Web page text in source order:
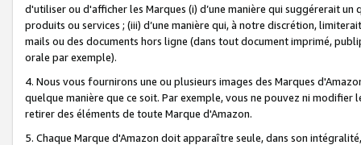
d'utiliser ou d'afficher les Marques (i) d’une manière qui suggérerait
produits ou services ; (iii) d’une manière qui, à notre discrétion,
mails ou des documents hors ligne (dans tout document imprimé,
orale par exemple).
4. Nous vous fournirons une ou plusieurs images des Marques
quelque manière que ce soit. Par exemple, vous ne pouvez ni
retirer des éléments de toute Marque d'Amazon.
5. Chaque Marque d'Amazon doit apparaître seule, dans son